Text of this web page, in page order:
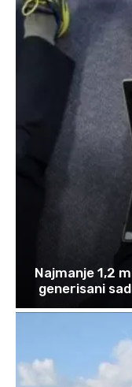
Najmanje 1,2
generisani